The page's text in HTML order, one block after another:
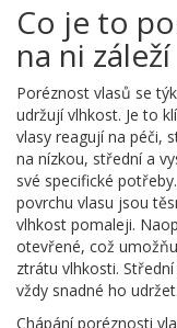
Co je to
na ni záleží
Poréznost vlasů se
udržují vlhkost. Je to
vlasy reagují na péči,
na nízkou, střední a
své specifické
povrchu vlasu jsou
vlhkost pomaleji.
otevřené, což
ztrátu vlhkosti.
vždy snadné ho udržet.
Chápání poréznosti